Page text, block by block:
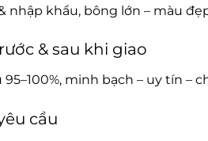
nhập khẩu, bông lớn – màu
& sau khi giao
minh bạch – uy tín –
cầu